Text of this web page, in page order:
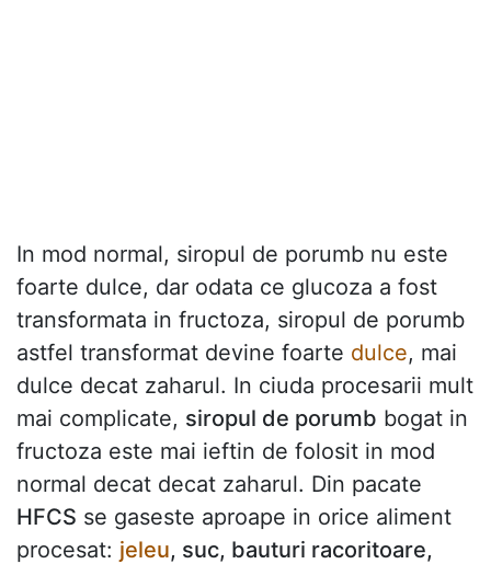
In mod normal, siropul de porumb nu este
foarte dulce, dar odata ce glucoza a fost
transformata in fructoza, siropul de porumb
astfel transformat devine foarte dulce, mai
dulce decat zaharul. In ciuda procesarii mult
mai complicate, siropul de porumb bogat in
fructoza este mai ieftin de folosit in mod
normal decat decat zaharul. Din pacate
HFCS se gaseste aproape in orice aliment
procesat: jeleu, suc, bauturi racoritoare,